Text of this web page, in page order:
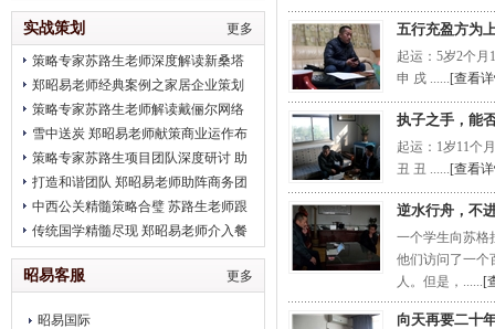
更多
实战策划
策略专家苏路生老师深度解读新桑塔
纳完美营销
郑昭易老师经典案例之家居企业策划
策略专家苏路生老师解读戴俪尔网络
公关 卖给消费者的是一种品味
雪中送炭 郑昭易老师献策商业运作布
局
策略专家苏路生项目团队深度研讨 助
推2012北京平谷健身会
打造和谐团队 郑昭易老师助阵商务团
队凝聚力建设
中西公关精髓策略合璧 苏路生老师跟
进2012初明玉水墨画展
传统国学精髓尽现 郑昭易老师介入餐
饮企业调理
更多
昭易客服
昭易国际
五行充盈方为
起运：5岁2个月
申 戌 ......[查看
执子之手，能
起运：1岁11个
丑 丑 ......[查看
逆水行舟，不
一个学生向苏格
他们访问了一个
人。但是，......[
向天再要二十